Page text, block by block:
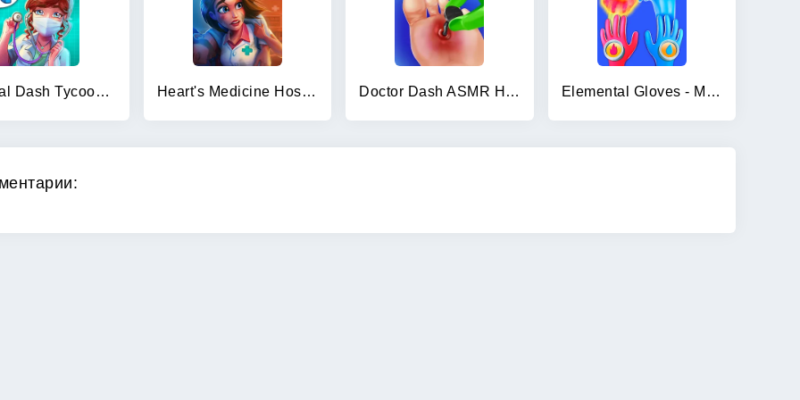
Hospital Dash Tycoon Simulator Heart's Medicine Hospital Heat Doctor Dash ASMR Hospital Elemental Gloves - Magic Power